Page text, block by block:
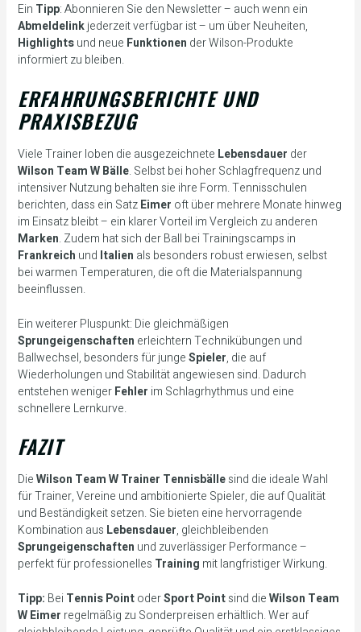
Ein Tipp: Abonnieren Sie den Newsletter – auch wenn ein
Abmeldelinkjederzeit verfügbar ist – um über Neuheiten,
Highlightsund neue Funktionen der Wilson-Produkte
informiert zu bleiben.
ERFAHRUNGSBERICHTE UND
PRAXISBEZUG
Viele Trainer loben die ausgezeichnete Lebensdauer der
Wilson Team W Bälle. Selbst bei hoher Schlagfrequenz und
intensiver Nutzung behalten sie ihre Form. Tennisschulen
berichten, dass ein SatzEimer oft über mehrere Monate hinweg
im Einsatz bleibt – ein klarer Vorteil im Vergleich zu anderen
Marken. Zudem hat sich der Ball bei Trainingscamps in
Frankreich und Italien als besonders robust erwiesen, selbst
bei warmen Temperaturen, die oft die Materialspannung
beeinflussen.
Ein weiterer Pluspunkt: Die gleichmäßigen
Sprungeigenschaften erleichtern Technikübungen und
Ballwechsel, besonders für jungeSpieler, die auf
Wiederholungen und Stabilität angewiesen sind. Dadurch
entstehen wenigerFehler im Schlagrhythmus und eine
schnellere Lernkurve.
FAZIT
DieWilson Team W Trainer Tennisbällesind die ideale Wahl
für Trainer, Vereine und ambitionierte Spieler, die auf Qualität
und Beständigkeit setzen. Sie bieten eine hervorragende
Kombination aus Lebensdauer, gleichbleibenden
Sprungeigenschaften und zuverlässiger Performance –
perfekt für professionelles Training mit langfristiger Wirkung.
Tipp: Bei Tennis PointoderSport Pointsind dieWilson Team
W Eimer regelmäßig zu Sonderpreisen erhältlich. Wer auf